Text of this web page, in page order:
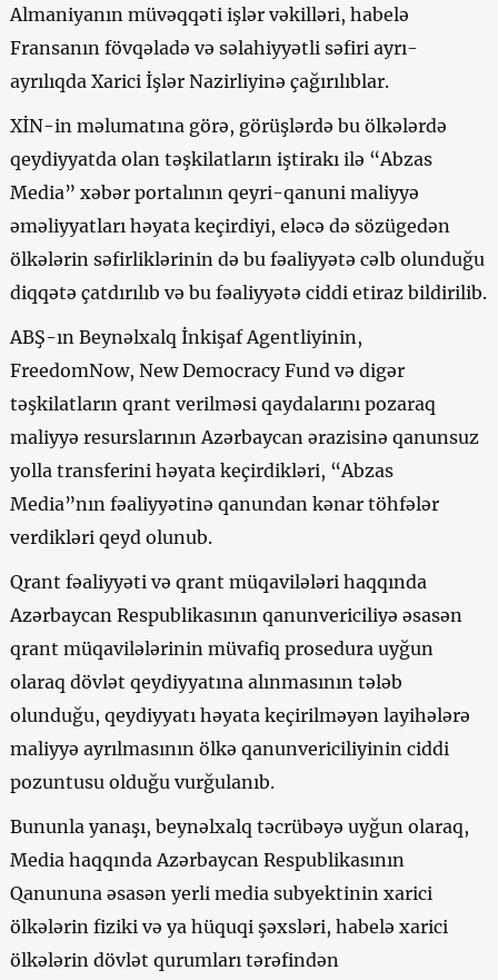
Almaniyanın müvəqqəti işlər vəkilləri, habelə
Fransanın fövqəladə və səlahiyyətli səfiri ayrı-
ayrılıqda Xarici İşlər Nazirliyinə çağırılıblar.
XİN-in məlumatına görə, görüşlərdə bu ölkələrdə
qeydiyyatda olan təşkilatların iştirakı ilə “Abzas
Media” xəbər portalının qeyri-qanuni maliyyə
əməliyyatları həyata keçirdiyi, eləcə də sözügedən
ölkələrin səfirliklərinin də bu fəaliyyətə cəlb olunduğu
diqqətə çatdırılıb və bu fəaliyyətə ciddi etiraz bildirilib.
ABŞ-ın Beynəlxalq İnkişaf Agentliyinin,
FreedomNow, New Democracy Fund və digər
təşkilatların qrant verilməsi qaydalarını pozaraq
maliyyə resurslarının Azərbaycan ərazisinə qanunsuz
yolla transferini həyata keçirdikləri, “Abzas
Media”nın fəaliyyətinə qanundan kənar töhfələr
verdikləri qeyd olunub.
Qrant fəaliyyəti və qrant müqavilələri haqqında
Azərbaycan Respublikasının qanunvericiliyə əsasən
qrant müqavilələrinin müvafiq prosedura uyğun
olaraq dövlət qeydiyyatına alınmasının tələb
olunduğu, qeydiyyatı həyata keçirilməyən layihələrə
maliyyə ayrılmasının ölkə qanunvericiliyinin ciddi
pozuntusu olduğu vurğulanıb.
Bununla yanaşı, beynəlxalq təcrübəyə uyğun olaraq,
Media haqqında Azərbaycan Respublikasının
Qanununa əsasən yerli media subyektinin xarici
ölkələrin fiziki və ya hüquqi şəxsləri, habelə xarici
ölkələrin dövlət qurumları tərəfindən